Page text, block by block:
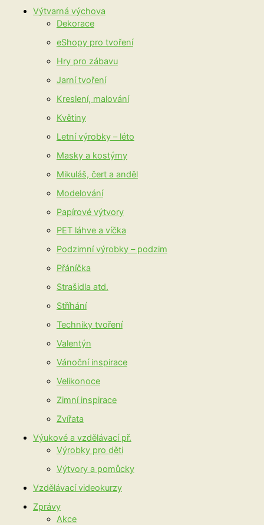
Výtvarná výchova
Dekorace
eShopy pro tvoření
Hry pro zábavu
Jarní tvoření
Kreslení, malování
Květiny
Letní výrobky – léto
Masky a kostýmy
Mikuláš, čert a anděl
Modelování
Papírové výtvory
PET láhve a víčka
Podzimní výrobky – podzim
Přáníčka
Strašidla atd.
Stříhání
Techniky tvoření
Valentýn
Vánoční inspirace
Velikonoce
Zimní inspirace
Zvířata
Výukové a vzdělávací př.
Výrobky pro děti
Výtvory a pomůcky
Vzdělávací videokurzy
Zprávy
Akce